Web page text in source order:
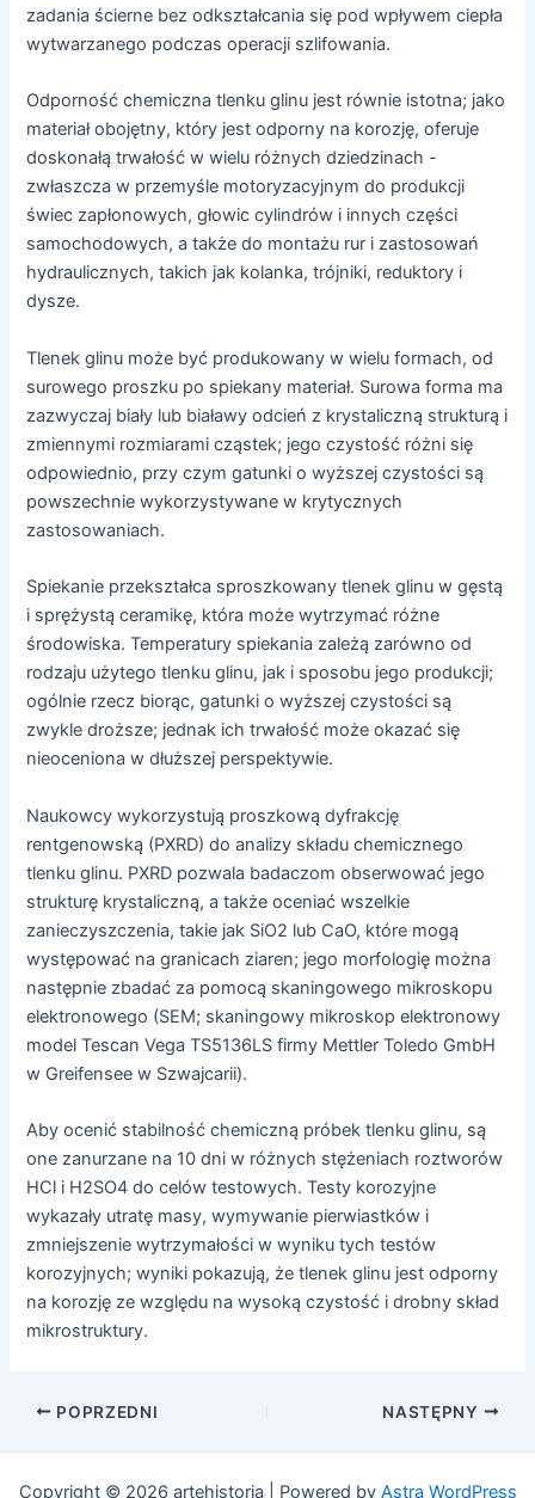
zadania ścierne bez odkształcania się pod wpływem ciepła
wytwarzanego podczas operacji szlifowania.
Odporność chemiczna tlenku glinu jest równie istotna; jako
materiał obojętny, który jest odporny na korozję, oferuje
doskonałą trwałość w wielu różnych dziedzinach -
zwłaszcza w przemyśle motoryzacyjnym do produkcji
świec zapłonowych, głowic cylindrów i innych części
samochodowych, a także do montażu rur i zastosowań
hydraulicznych, takich jak kolanka, trójniki, reduktory i
dysze.
Tlenek glinu może być produkowany w wielu formach, od
surowego proszku po spiekany materiał. Surowa forma ma
zazwyczaj biały lub białawy odcień z krystaliczną strukturą i
zmiennymi rozmiarami cząstek; jego czystość różni się
odpowiednio, przy czym gatunki o wyższej czystości są
powszechnie wykorzystywane w krytycznych
zastosowaniach.
Spiekanie przekształca sproszkowany tlenek glinu w gęstą
i sprężystą ceramikę, która może wytrzymać różne
środowiska. Temperatury spiekania zależą zarówno od
rodzaju użytego tlenku glinu, jak i sposobu jego produkcji;
ogólnie rzecz biorąc, gatunki o wyższej czystości są
zwykle droższe; jednak ich trwałość może okazać się
nieoceniona w dłuższej perspektywie.
Naukowcy wykorzystują proszkową dyfrakcję
rentgenowską (PXRD) do analizy składu chemicznego
tlenku glinu. PXRD pozwala badaczom obserwować jego
strukturę krystaliczną, a także oceniać wszelkie
zanieczyszczenia, takie jak SiO2 lub CaO, które mogą
występować na granicach ziaren; jego morfologię można
następnie zbadać za pomocą skaningowego mikroskopu
elektronowego (SEM; skaningowy mikroskop elektronowy
model Tescan Vega TS5136LS firmy Mettler Toledo GmbH
w Greifensee w Szwajcarii).
Aby ocenić stabilność chemiczną próbek tlenku glinu, są
one zanurzane na 10 dni w różnych stężeniach roztworów
HCl i H2SO4 do celów testowych. Testy korozyjne
wykazały utratę masy, wymywanie pierwiastków i
zmniejszenie wytrzymałości w wyniku tych testów
korozyjnych; wyniki pokazują, że tlenek glinu jest odporny
na korozję ze względu na wysoką czystość i drobny skład
mikrostruktury.
NawigacjaPOPRZEDNI NASTĘPNY
Copyright © 2026 artehistoria | Powered by Astra WordPress